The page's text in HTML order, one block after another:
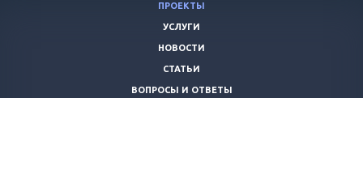
ПРОЕКТЫ
УСЛУГИ
НОВОСТИ
СТАТЬИ
ВОПРОСЫ И ОТВЕТЫ